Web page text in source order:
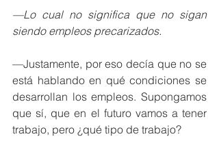
—Lo cual no significa que no sigan
siendo empleos precarizados.
—Justamente, por eso decía que no se
está hablando en qué condiciones se
desarrollan los empleos. Supongamos
que sí, que en el futuro vamos a tener
trabajo, pero ¿qué tipo de trabajo?